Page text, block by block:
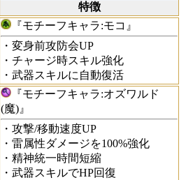
特徴
『モチーフキャラ:モコ』
・変身前攻防会UP
・チャージ時スキル強化
・武器スキルに自動復活
『モチーフキャラ:オズワルド
(魔)』
・攻撃/移動速度UP
・雷属性ダメージを100%強化
・精神統一時間短縮
・武器スキルでHP回復